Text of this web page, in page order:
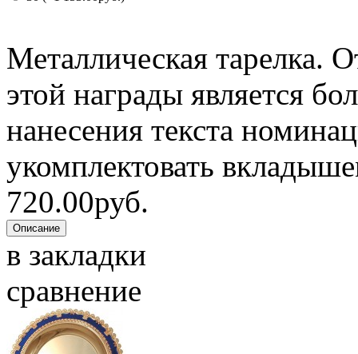
Металлическая тарелка.
этой награды является
нанесения текста
укомплектовать
720.00руб.
в закладки
сравнение